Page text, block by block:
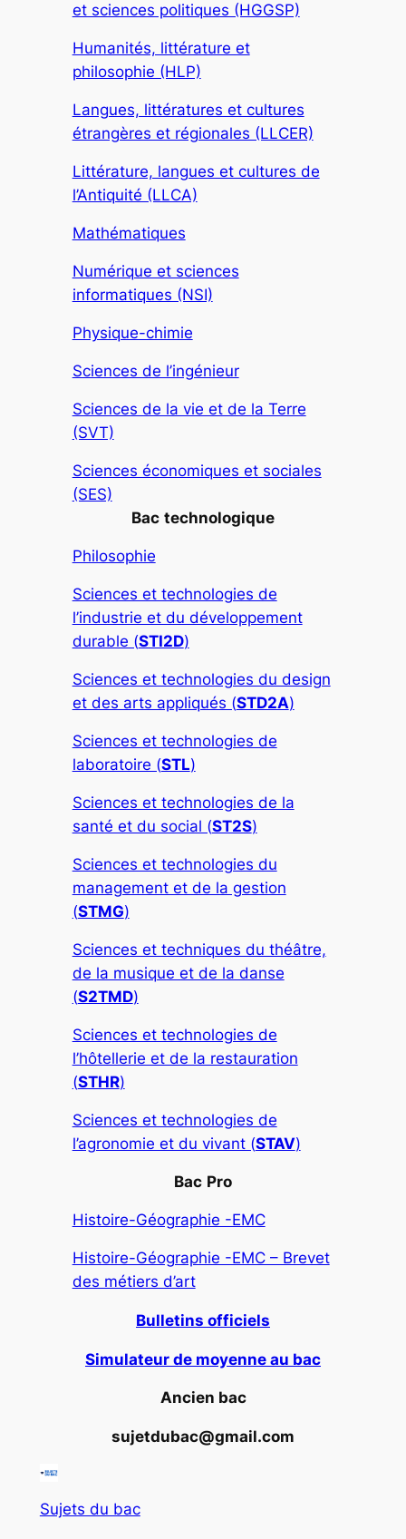
et sciences politiques (HGGSP)
Humanités, littérature et
philosophie (HLP)
Langues, littératures et cultures
étrangères et régionales (LLCER)
Littérature, langues et cultures de
l’Antiquité (LLCA)
Mathématiques
Numérique et sciences
informatiques (NSI)
Physique-chimie
Sciences de l’ingénieur
Sciences de la vie et de la Terre
(SVT)
Sciences économiques et sociales
(SES)
Bac technologique
Philosophie
Sciences et technologies de
l’industrie et du développement
durable (STI2D)
Sciences et technologies du design
et des arts appliqués (STD2A)
Sciences et technologies de
laboratoire (STL)
Sciences et technologies de la
santé et du social (ST2S)
Sciences et technologies du
management et de la gestion
(STMG)
Sciences et techniques du théâtre,
de la musique et de la danse
(S2TMD)
Sciences et technologies de
l’hôtellerie et de la restauration
(STHR)
Sciences et technologies de
l’agronomie et du vivant (STAV)
Bac Pro
Histoire-Géographie -EMC
Histoire-Géographie -EMC – Brevet
des métiers d’art
Bulletins officiels
Simulateur de moyenne au bac
Ancien bac
sujetdubac@gmail.com
Sujets du bac